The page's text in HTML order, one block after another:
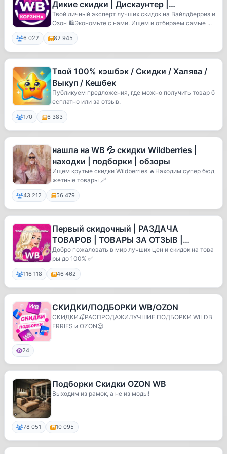
Дикие скидки | Дискаунтер |
Промокоды ВБ
Твой личный эксперт лучших скидок на Вайлдберриз и
Озон 🛍Экономьте с нами. Ищем и отбираем самые ...
6 022 82 945
Твой 100% кэшбэк / Скидки / Халява /
Выкуп / Кешбек
Публикуем предложения, где можно получить товар б
есплатно или за отзыв.
170 6 383
нашла на WB 💦 скидки Wildberries |
находки | подборки | обзоры
Ищем крутые скидки Wildberries 🔥Находим супер бюд
жетные товары 🪄
43 212 56 479
Первый скидочный | РАЗДАЧА
ТОВАРОВ | ТОВАРЫ ЗА ОТЗЫВ |
WILDBERRIES | OZON | КЭШБЭК |
СКИДКИ | ХАЛЯВА
Добро пожаловать в мир лучших цен и скидок на това
ры до 100% ✅
116 118 46 462
СКИДКИ/ПОДБОРКИ WB/OZON
СКИДКИ🍒РАСПРОДАЖИЛУЧШИЕ ПОДБОРКИ WILDB
ERRIES и OZON😍
24
Подборки Скидки OZON WB
Выходим из рамок, а не из моды!
78 051 10 095